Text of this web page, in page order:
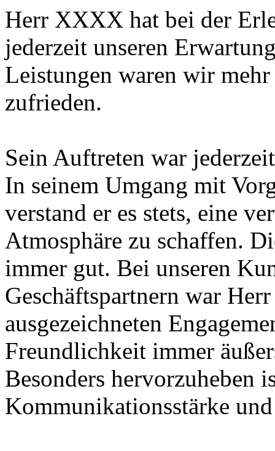
Herr XXXX hat bei der
jederzeit unseren
Leistungen waren wir
zufrieden.
Sein Auftreten war
In seinem Umgang mit
verstand er es stets, eine
Atmosphäre zu schaffen.
immer gut. Bei unseren
Geschäftspartnern war
ausgezeichneten
Freundlichkeit immer
Besonders hervorzuheben
Kommunikationsstärke